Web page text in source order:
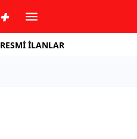
RESMİ İLANLAR